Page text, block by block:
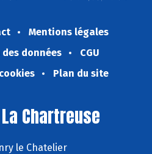
Mentions légales
données
CGU
Plan du site
Chartreuse
le Chatelier